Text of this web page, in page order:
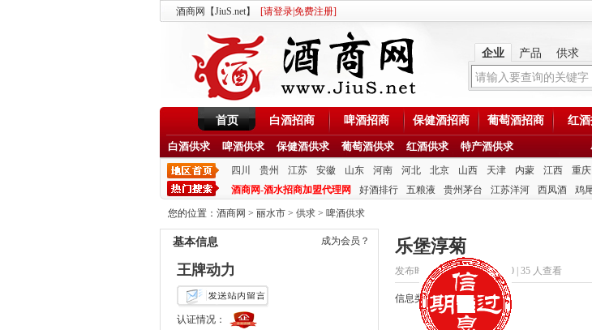
酒商网【JiuS.net】 [请登录免费注册]
企业 产品 供求
首页 白酒招商 啤酒招商 保健酒招商 葡萄酒招商 红
白酒供求 啤酒供求 保健酒供求 葡萄酒供求 红酒供求 特产酒供求
四川 贵州 江苏 安徽 山东 河南 河北 北京 山西 天津 内蒙 江西 重庆
酒商网-酒水招商加盟代理网
好酒排行 五粮液 贵州茅台 江苏洋河 西凤酒 鸡
您的位置： 酒商网 > 丽水市 > 供求 > 啤酒供求
成为会员？
基本信息
王牌动力
认证情况：
乐堡淳菊
发布时间：2020/9/30 9:08:30 | 35 人查看
信息类型：供应